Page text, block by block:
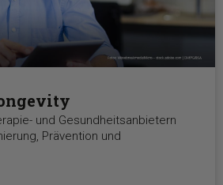
und Gesundheitsanbietern
Prävention und